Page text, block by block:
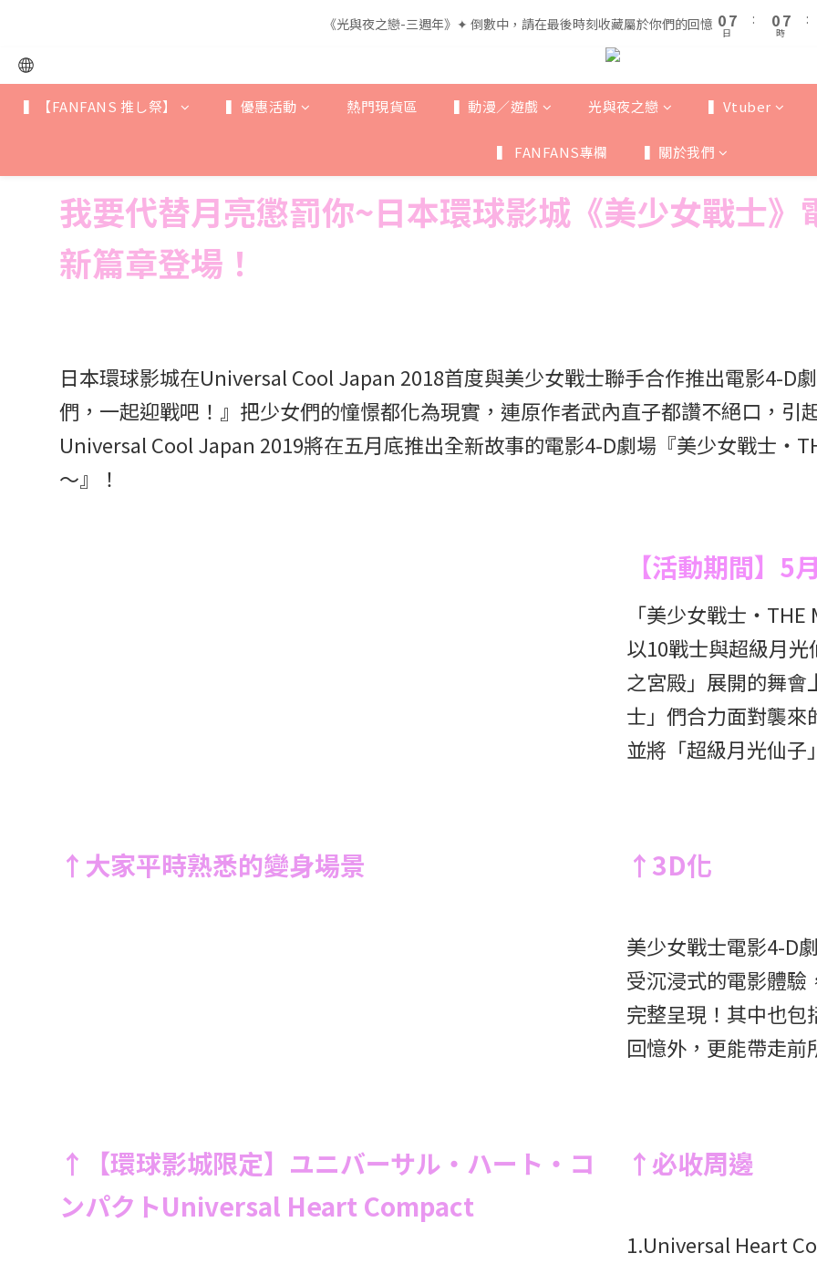
《光與夜之戀-三週年》✦ 倒數中，請在最後時刻收藏屬於你們的回憶 07
6
4
3
日
:
07
6
4
3
時
:
《光與夜之戀-三週年》✦ 倒數中，請在最後時刻收藏屬於你們的回憶 07
6
4
3
日
:
07
6
4
3
時
:
《光與夜之戀-三週年》✦ 倒數中，請在最後時刻收藏屬於你們的回憶
5
4
07
4
3
2
1
:
5
4
07
4
2
▍【FANFANS 推し祭】 ▍優惠活動 熱門現貨區 ▍動漫／遊戲 光與夜之戀 ▍Vtuber
▍ FANFANS專欄 ▍關於我們
我要代替月亮懲罰你~日本環球影城《美少女戰士》
新篇章登場！
日本環球影城在Universal Cool Japan 2018首度與美少女戰士聯手合作推出電影4-D
們，一起迎戰吧！』把少女們的憧憬都化為現實，連原作者武內直子都讚不絕口，引
Universal Cool Japan 2019將在五月底推出全新故事的電影4-D劇場『美少女戰士・
～』！
【活動期間】
「美少女戰士・
以10戰士與超級月
之宮殿」展開的舞
士」們合力面對襲來
並將「超級月光仙
↑大家平時熟悉的變身場景 ↑3D化
美少女戰士電影4-D
受沉浸式的電影體驗
完整呈現！其中也包
回憶外，更能帶走
↑【環球影城限定】ユニバーサル・ハート・コ
ンパクトUniversal Heart Compact
↑必收周邊
1.Universal Heart